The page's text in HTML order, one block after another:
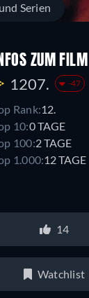
Serien
INFOS ZUM FILM
1207. -47
Rank:12.
10:0 TAGE
100:2 TAGE
1.000:12 TAGE
14
Watchlist